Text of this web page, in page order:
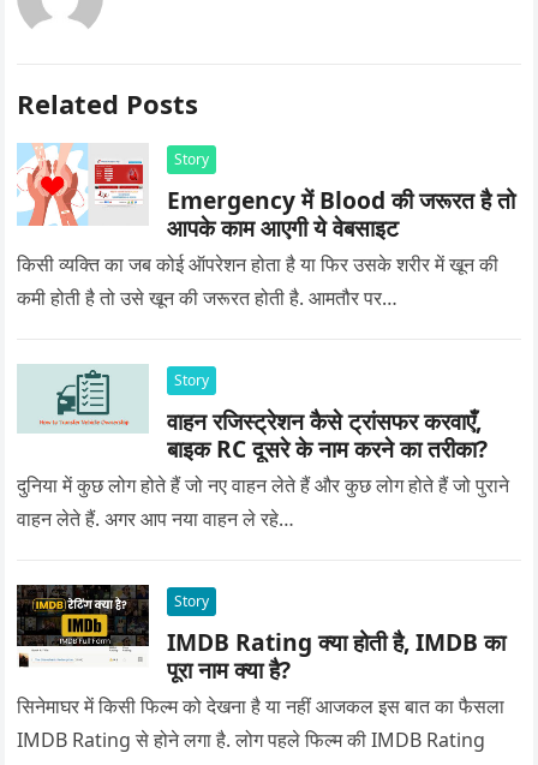
Related Posts
Story
Emergency में Blood की जरूरत है तो
आपके काम आएगी ये वेबसाइट
किसी व्यक्ति का जब कोई ऑपरेशन होता है या फिर उसके शरीर में खून की
कमी होती है तो उसे खून की जरूरत होती है. आमतौर पर…
Story
वाहन रजिस्ट्रेशन कैसे ट्रांसफर करवाएँ,
बाइक RC दूसरे के नाम करने का तरीका?
दुनिया में कुछ लोग होते हैं जो नए वाहन लेते हैं और कुछ लोग होते हैं जो पुराने
वाहन लेते हैं. अगर आप नया वाहन ले रहे…
Story
IMDB Rating क्या होती है, IMDB का
पूरा नाम क्या है?
सिनेमाघर में किसी फिल्म को देखना है या नहीं आजकल इस बात का फैसला
IMDB Rating से होने लगा है. लोग पहले फिल्म की IMDB Rating